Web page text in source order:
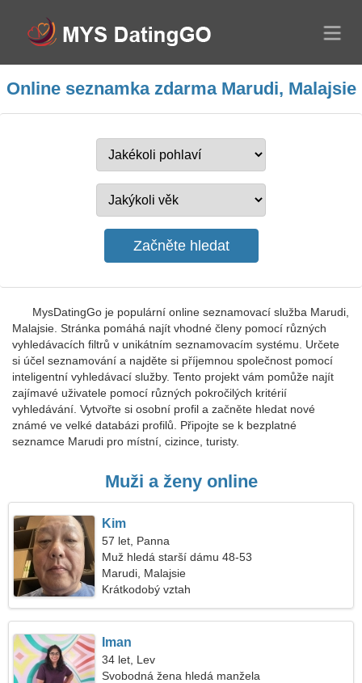
Online seznamka zdarma Marudi, Malajsie
MysDatingGo je populární online seznamovací služba Marudi,
Malajsie. Stránka pomáhá najít vhodné členy pomocí různých
vyhledávacích filtrů v unikátním seznamovacím systému. Určete
si účel seznamování a najděte si příjemnou společnost pomocí
inteligentní vyhledávací služby. Tento projekt vám pomůže najít
zajímavé uživatele pomocí různých pokročilých kritérií
vyhledávání. Vytvořte si osobní profil a začněte hledat nové
známé ve velké databázi profilů. Připojte se k bezplatné
seznamce Marudi pro místní, cizince, turisty.
Muži a ženy online
Kim
57 let, Panna
Muž hledá starší dámu 48-53
Marudi, Malajsie
Krátkodobý vztah
Iman
34 let, Lev
Svobodná žena hledá manžela